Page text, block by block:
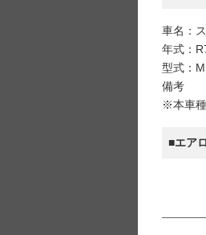
車名：
年式：
型式：
備考
※本車種
■エア